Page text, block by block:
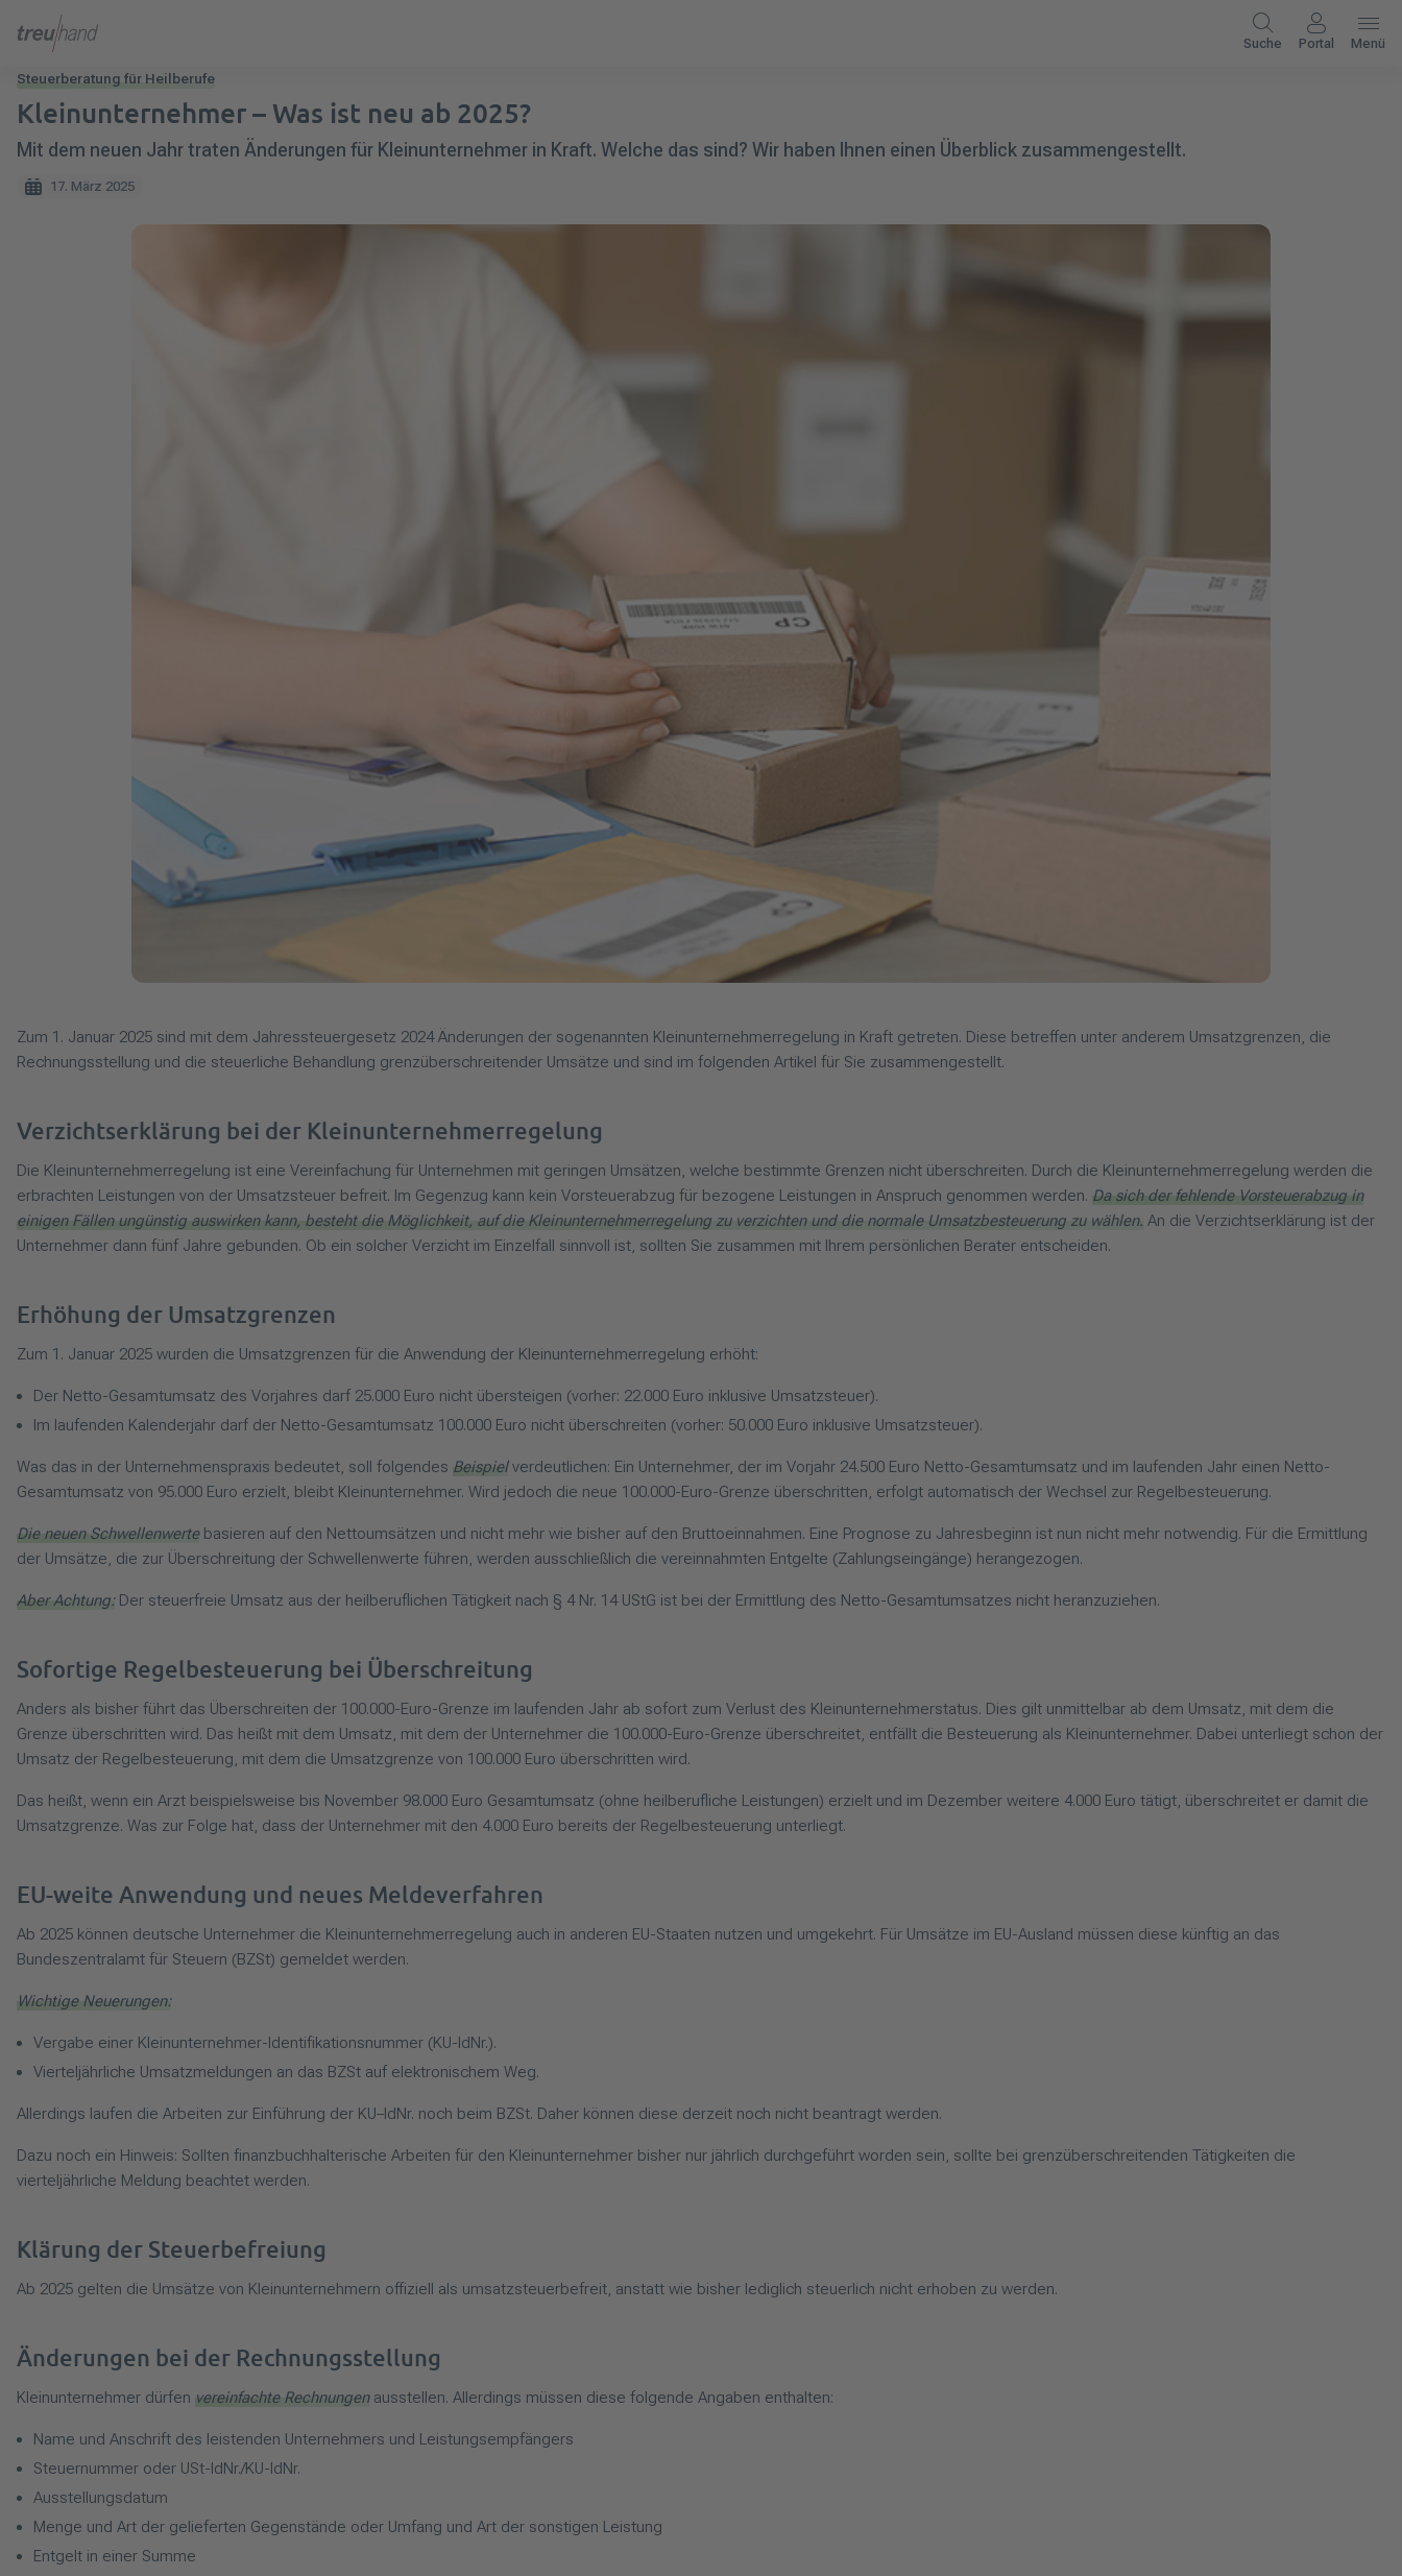
Suche Portal Menü
Steuerberatung für Heilberufe
Kleinunternehmer – Was ist neu ab 2025?
Mit dem neuen Jahr traten Änderungen für Kleinunternehmer in Kraft. Welche das sind? Wir haben Ihnen einen Überblick zusammengestellt.
17. März 2025
Zum 1. Januar 2025 sind mit dem Jahressteuergesetz 2024 Änderungen der sogenannten Kleinunternehmerregelung in Kraft getreten. Diese betreffen unter anderem Umsatzgrenzen, die
Rechnungsstellung und die steuerliche Behandlung grenzüberschreitender Umsätze und sind im folgenden Artikel für Sie zusammengestellt.
Verzichtserklärung bei der Kleinunternehmerregelung
Die Kleinunternehmerregelung ist eine Vereinfachung für Unternehmen mit geringen Umsätzen, welche bestimmte Grenzen nicht überschreiten. Durch die Kleinunternehmerregelung werden die
erbrachten Leistungen von der Umsatzsteuer befreit. Im Gegenzug kann kein Vorsteuerabzug für bezogene Leistungen in Anspruch genommen werden. Da sich der fehlende Vorsteuerabzug in
einigen Fällen ungünstig auswirken kann, besteht die Möglichkeit, auf die Kleinunternehmerregelung zu verzichten und die normale Umsatzbesteuerung zu wählen. An die Verzichtserklärung ist der
Unternehmer dann fünf Jahre gebunden. Ob ein solcher Verzicht im Einzelfall sinnvoll ist, sollten Sie zusammen mit Ihrem persönlichen Berater entscheiden.
Erhöhung der Umsatzgrenzen
Zum 1. Januar 2025 wurden die Umsatzgrenzen für die Anwendung der Kleinunternehmerregelung erhöht:
Der Netto-Gesamtumsatz des Vorjahres darf 25.000 Euro nicht übersteigen (vorher: 22.000 Euro inklusive Umsatzsteuer).
Im laufenden Kalenderjahr darf der Netto-Gesamtumsatz 100.000 Euro nicht überschreiten (vorher: 50.000 Euro inklusive Umsatzsteuer).
Was das in der Unternehmenspraxis bedeutet, soll folgendes Beispielverdeutlichen: Ein Unternehmer, der im Vorjahr 24.500 Euro Netto-Gesamtumsatz und im laufenden Jahr einen Netto-
Gesamtumsatz von 95.000 Euro erzielt, bleibt Kleinunternehmer. Wird jedoch die neue 100.000-Euro-Grenze überschritten, erfolgt automatisch der Wechsel zur Regelbesteuerung.
Die neuen Schwellenwertebasieren auf den Nettoumsätzen und nicht mehr wie bisher auf den Bruttoeinnahmen. Eine Prognose zu Jahresbeginn ist nun nicht mehr notwendig. Für die Ermittlung
der Umsätze, die zur Überschreitung der Schwellenwerte führen, werden ausschließlich die vereinnahmten Entgelte (Zahlungseingänge) herangezogen.
Aber Achtung:Der steuerfreie Umsatz aus der heilberuflichen Tätigkeit nach § 4 Nr. 14 UStG ist bei der Ermittlung des Netto-Gesamtumsatzes nicht heranzuziehen.
Sofortige Regelbesteuerung bei Überschreitung
Anders als bisher führt das Überschreiten der 100.000-Euro-Grenze im laufenden Jahr ab sofort zum Verlust des Kleinunternehmerstatus. Dies gilt unmittelbar ab dem Umsatz, mit dem die
Grenze überschritten wird. Das heißt mit dem Umsatz, mit dem der Unternehmer die 100.000-Euro-Grenze überschreitet, entfällt die Besteuerung als Kleinunternehmer. Dabei unterliegt schon der
Umsatz der Regelbesteuerung, mit dem die Umsatzgrenze von 100.000 Euro überschritten wird.
Das heißt, wenn ein Arzt beispielsweise bis November 98.000 Euro Gesamtumsatz (ohne heilberufliche Leistungen) erzielt und im Dezember weitere 4.000 Euro tätigt, überschreitet er damit die
Umsatzgrenze. Was zur Folge hat, dass der Unternehmer mit den 4.000 Euro bereits der Regelbesteuerung unterliegt.
EU-weite Anwendung und neues Meldeverfahren
Ab 2025 können deutsche Unternehmer die Kleinunternehmerregelung auch in anderen EU-Staaten nutzen und umgekehrt. Für Umsätze im EU-Ausland müssen diese künftig an das
Bundeszentralamt für Steuern (BZSt) gemeldet werden.
Wichtige Neuerungen:
Vergabe einer Kleinunternehmer-Identifikationsnummer (KU-IdNr.).
Vierteljährliche Umsatzmeldungen an das BZSt auf elektronischem Weg.
Allerdings laufen die Arbeiten zur Einführung der KU–IdNr. noch beim BZSt. Daher können diese derzeit noch nicht beantragt werden.
Dazu noch ein Hinweis: Sollten finanzbuchhalterische Arbeiten für den Kleinunternehmer bisher nur jährlich durchgeführt worden sein, sollte bei grenzüberschreitenden Tätigkeiten die
vierteljährliche Meldung beachtet werden.
Klärung der Steuerbefreiung
Ab 2025 gelten die Umsätze von Kleinunternehmern offiziell als umsatzsteuerbefreit, anstatt wie bisher lediglich steuerlich nicht erhoben zu werden.
Änderungen bei der Rechnungsstellung
Kleinunternehmer dürfen vereinfachte Rechnungenausstellen. Allerdings müssen diese folgende Angaben enthalten:
Name und Anschrift des leistenden Unternehmers und Leistungsempfängers
Steuernummer oder USt-IdNr./KU-IdNr.
Ausstellungsdatum
Menge und Art der gelieferten Gegenstände oder Umfang und Art der sonstigen Leistung
Entgelt in einer Summe